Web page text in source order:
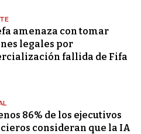
amenaza con tomar
legales por
fallida de Fifa
86% de los ejecutivos
consideran que la IA